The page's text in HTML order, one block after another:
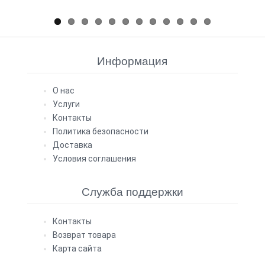
Информация
О нас
Услуги
Контакты
Политика безопасности
Доставка
Условия соглашения
Служба поддержки
Контакты
Возврат товара
Карта сайта